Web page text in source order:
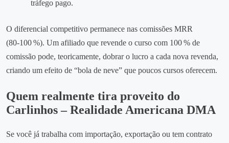
tráfego pago.
O diferencial competitivo permanece nas comissões MRR
(80‑100 %). Um afiliado que revende o curso com 100 % de
comissão pode, teoricamente, dobrar o lucro a cada nova revenda,
criando um efeito de “bola de neve” que poucos cursos oferecem.
Quem realmente tira proveito do
Carlinhos – Realidade Americana DMA
Se você já trabalha com importação, exportação ou tem contrato